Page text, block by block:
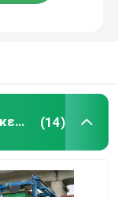
Το εμπορευματοκιβώτιο καβαλικεύει το μεταφορέα (14)